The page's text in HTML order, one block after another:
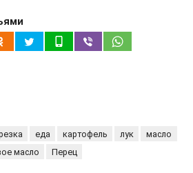
еда картофель лук
масло
масло Перец